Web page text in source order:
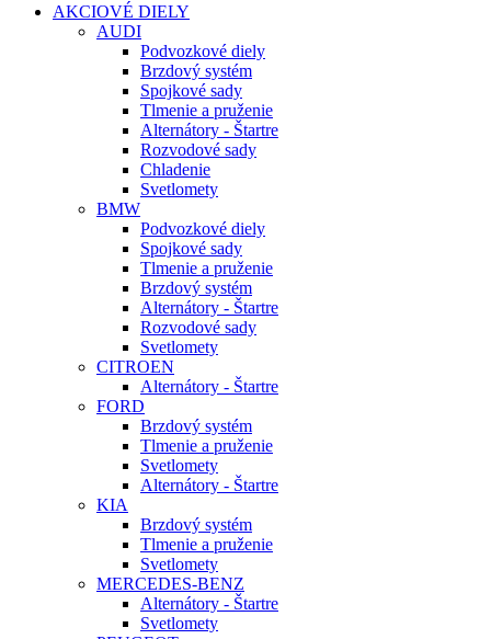
AKCIOVÉ DIELY
AUDI
Podvozkové diely
Brzdový systém
Spojkové sady
Tlmenie a pruženie
Alternátory - Štartre
Rozvodové sady
Chladenie
Svetlomety
BMW
Podvozkové diely
Spojkové sady
Tlmenie a pruženie
Brzdový systém
Alternátory - Štartre
Rozvodové sady
Svetlomety
CITROEN
Alternátory - Štartre
FORD
Brzdový systém
Tlmenie a pruženie
Svetlomety
Alternátory - Štartre
KIA
Brzdový systém
Tlmenie a pruženie
Svetlomety
MERCEDES-BENZ
Alternátory - Štartre
Svetlomety